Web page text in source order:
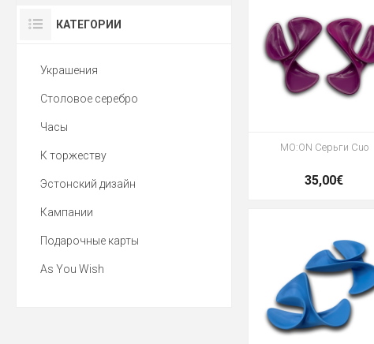
MO:ON Серьги Cuo
35,00€
КАТЕГОРИИ
Украшения
Столовое серебро
Часы
К торжеству
Эстонский дизайн
Кампании
Подарочные карты
As You Wish